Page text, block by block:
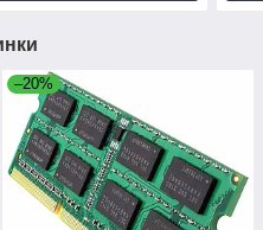
–20%